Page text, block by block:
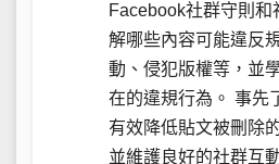
Facebook社群守則和
解哪些內容可能違反
動、侵犯版權等，並
在的違規行為。 事先
有效降低貼文被刪除
並維護良好的社群互